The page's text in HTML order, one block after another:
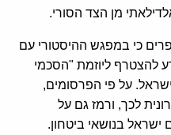
מן הצד הסורי.
כי במפגש ההיסטורי עם
להצטרף ליוזמת "הסכמי
על פי הפרסומים,
לכך, ורמז גם על
ישראל בנושאי ביטחון.